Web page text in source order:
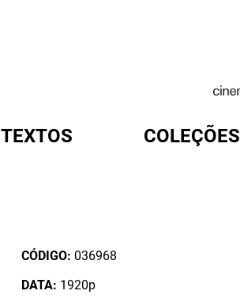
TEXTOS COLEÇÕES
CÓDIGO: 036968
DATA: 1920p